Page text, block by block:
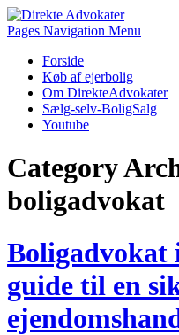
Pages Navigation Menu
Forside
Køb af ejerbolig
Om DirekteAdvokater
Sælg-selv-BoligSalg
Youtube
Category
boligadvokat
Boligadvokat
guide til en